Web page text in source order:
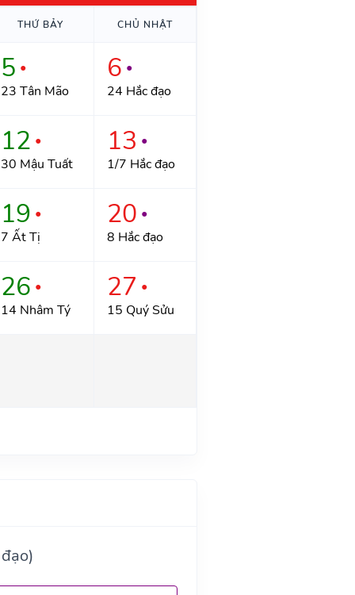
THỨ BẢY CHỦ NHẬT
5 ●
23 Tân Mão
6 ●
24 Hắc đạo
12 ●
30 Mậu Tuất
13 ●
1/7 Hắc đạo
19 ●
7 Ất Tị
20 ●
8 Hắc đạo
26 ●
14 Nhâm Tý
27 ●
15 Quý Sửu